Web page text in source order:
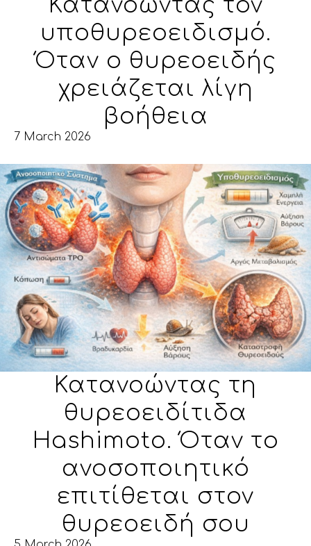
Κατανοώντας τον
υποθυρεοειδισμό.
Όταν ο θυρεοειδής
χρειάζεται λίγη
βοήθεια
7 March 2026
Κατανοώντας τη
θυρεοειδίτιδα
Hashimoto. Όταν το
ανοσοποιητικό
επιτίθεται στον
θυρεοειδή σου